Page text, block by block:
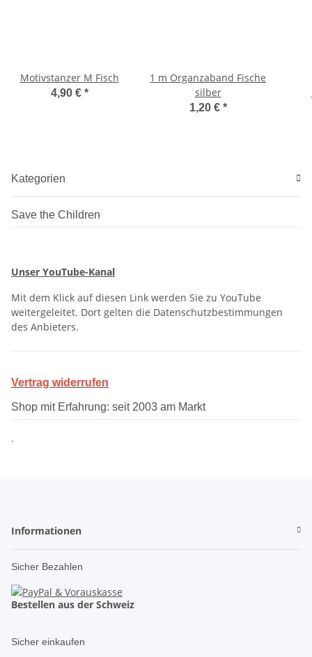
Motivstanzer M Fisch
4,90 € *
1 m Organzaband Fische
silber
1,20 € *
Kategorien
Save the Children
Unser YouTube-Kanal
Mit dem Klick auf diesen Link werden Sie zu YouTube
weitergeleitet. Dort gelten die Datenschutzbestimmungen
des Anbieters.
Vertrag widerrufen
Shop mit Erfahrung: seit 2003 am Markt
.
Informationen
Sicher Bezahlen
Bestellen aus der Schweiz
Sicher einkaufen